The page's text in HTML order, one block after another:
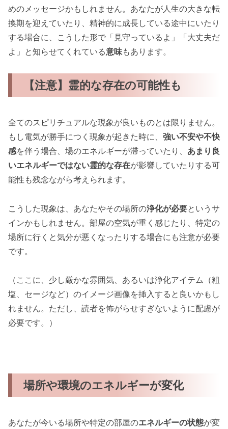
めのメッセージかもしれません。あなたが人生の大きな転
換期を迎えていたり、精神的に成長している途中にいたり
する場合に、こうした形で「見守っているよ」「大丈夫だ
よ」と知らせてくれている意味もあります。
【注意】霊的な存在の可能性も
全てのスピリチュアルな現象が良いものとは限りません。
もし電気が勝手につく現象が起きた時に、 強い不安や不快
感を伴う場合、場のエネルギーが滞っていたり、 あまり良
いエネルギーではない霊的な存在が影響していたりする可
能性も残念ながら考えられます。
こうした現象は、あなたやその場所の浄化が必要というサ
インかもしれません。部屋の空気が重く感じたり、特定の
場所に行くと気分が悪くなったりする場合にも注意が必要
です。
（ここに、少し厳かな雰囲気、あるいは浄化アイテム（粗
塩、セージなど）のイメージ画像を挿入すると良いかもし
れません。ただし、読者を怖がらせすぎないように配慮が
必要です。）
場所や環境のエネルギーが変化
あなたが今いる場所や特定の部屋のエネルギーの状態が変